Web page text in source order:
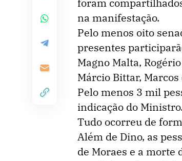
foram
na manifestação.
Pelo menos oito
presentes
Magno Malta,
Márcio Bittar,
Pelo menos 3 mil
indicação do
Tudo ocorreu de
Além de Dino, as
de Moraes e a morte